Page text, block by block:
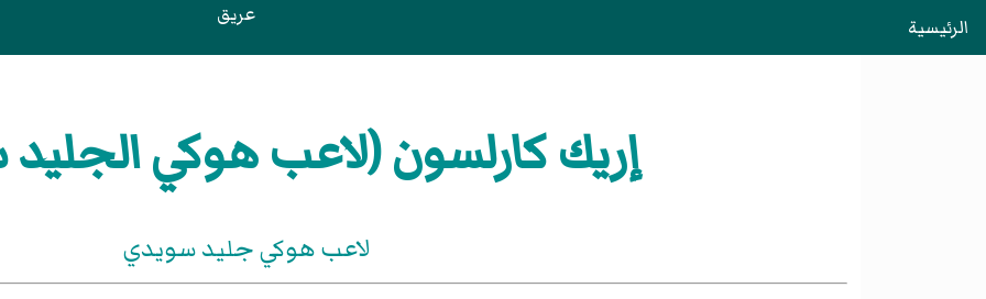
الرئيسية عريق
إريك كارلسون (لاعب هوكي
لاعب هوكي جليد سويدي